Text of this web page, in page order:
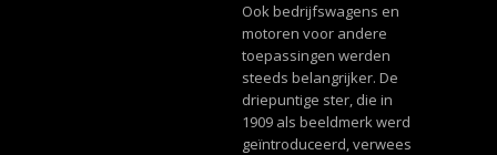
Ook bedrijfswagens en
motoren voor andere
toepassingen werden
steeds belangrijker. De
driepuntige ster, die in
1909 als beeldmerk werd
geïntroduceerd, verwees